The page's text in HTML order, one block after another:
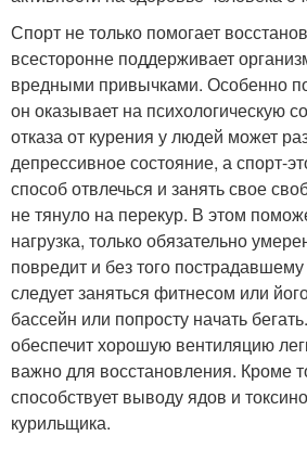
Спорт не только помогает
всесторонне поддерживает
вредными привычками. Особенно
он оказывает на психологическую
отказа от курения у людей может
депрессивное состояние, а спорт-
способ отвлечься и занять свое
не тянуло на перекур. В этом
нагрузка, только обязательно
повредит и без того
следует заняться фитнесом или
бассейн или попросту начать
обеспечит хорошую вентиляцию
важно для восстановления. Кроме
способствует выводу ядов и
курильщика.